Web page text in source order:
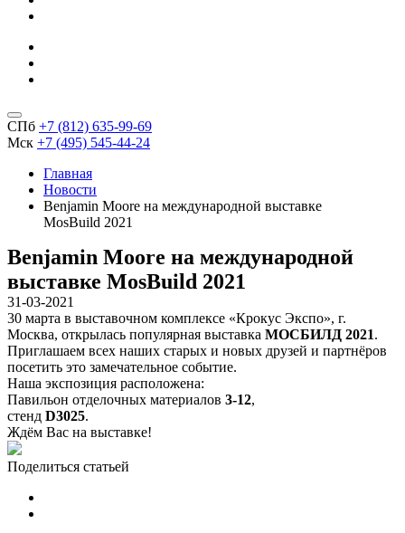
СПб +7 (812) 635-99-69
Мск +7 (495) 545-44-24
Главная
Новости
Benjamin Moore на международной выставке
MosBuild 2021
Benjamin Moore на международной
выставке MosBuild 2021
31-03-2021
30 марта в выставочном комплексе «Крокус Экспо», г.
Москва, открылась популярная выставка МОСБИЛД 2021.
Приглашаем всех наших старых и новых друзей и партнёров
посетить это замечательное событие.
Наша экспозиция расположена:
Павильон отделочных материалов 3-12,
стенд D3025.
Ждём Вас на выставке!
Поделиться статьей